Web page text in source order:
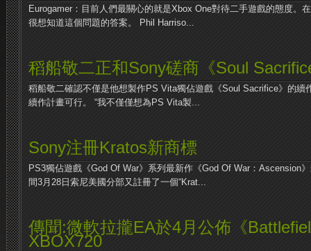
Eurogamer：目前人們最關心的就是Xbox One對待二手遊戲的態度。
很想知道這個問題的答案。 Phil Harriso...
稻船敬二正和Sony磋商《Soul
稻船敬二確認不僅是他想製作PS Vita獨佔遊戲《Soul Sacrifice》的續
續作計畫可行。 “我不僅僅想為PS Vita製...
Sony注冊Kratos新商標
PS3獨佔遊戲《God Of War》系列最新作《God Of War：Ascension
間3月28日索尼美國分部又註冊了一個“Krat...
傳聞:微軟拉攏EA於4月公佈《
XBOX720